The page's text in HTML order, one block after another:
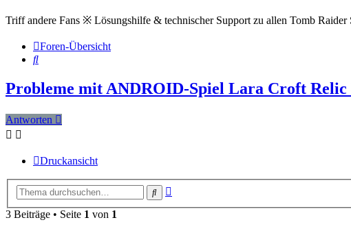
Triff andere Fans ※ Lösungshilfe & technischer Support zu allen Tomb Raider
Foren-Übersicht
Suche
Probleme mit ANDROID-Spiel Lara Croft
Antworten
Druckansicht
Suche
3 Beiträge • Seite 1 von 1